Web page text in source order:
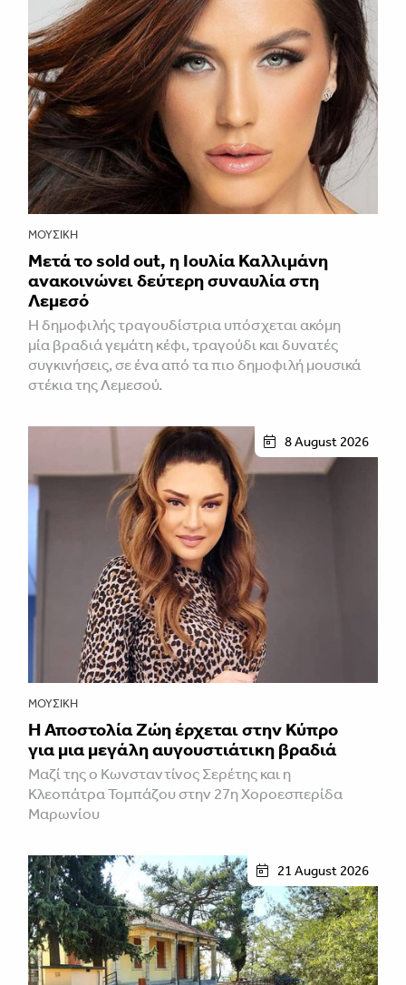
ΜΟΥΣΙΚΉ
Μετά το sold out, η Ιουλία Καλλιμάνη
ανακοινώνει δεύτερη συναυλία στη
Λεμεσό
H δημοφιλής τραγουδίστρια υπόσχεται ακόμη
μία βραδιά γεμάτη κέφι, τραγούδι και δυνατές
συγκινήσεις, σε ένα από τα πιο δημοφιλή μουσικά
στέκια της Λεμεσού.
8 August 2026
ΜΟΥΣΙΚΉ
Η Αποστολία Ζώη έρχεται στην Κύπρο
για μια μεγάλη αυγουστιάτικη βραδιά
Μαζί της ο Κωνσταντίνος Σερέτης και η
Κλεοπάτρα Τομπάζου στην 27η Χοροεσπερίδα
Μαρωνίου
21 August 2026